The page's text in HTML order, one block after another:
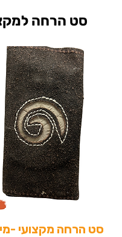
סט הרחה
סט הרחה מקצועי -